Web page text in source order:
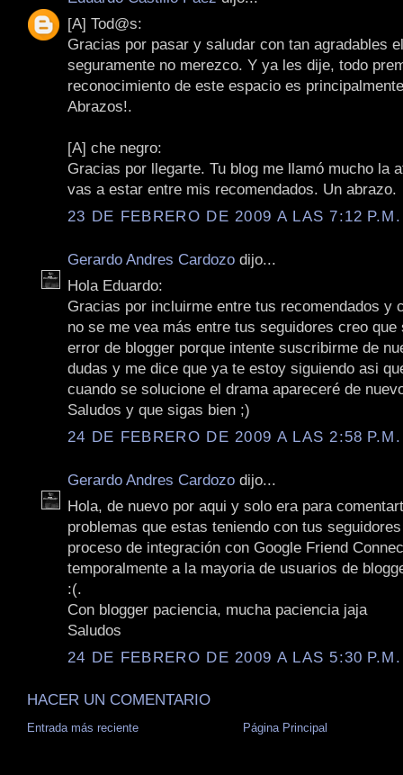
[A] Tod@s:
Gracias por pasar y saludar con tan agradables
seguramente no merezco. Y ya les dije, todo
reconocimiento de este espacio es
Abrazos!.
[A] che negro:
Gracias por llegarte. Tu blog me llamó mucho la
vas a estar entre mis recomendados. Un abrazo.
23 DE FEBRERO DE 2009 A LAS 7:12 P.M.
Gerardo Andres Cardozo dijo...
Hola Eduardo:
Gracias por incluirme entre tus recomendados y
no se me vea más entre tus seguidores creo que
error de blogger porque intente suscribirme de
dudas y me dice que ya te estoy siguiendo asi
cuando se solucione el drama apareceré de
Saludos y que sigas bien ;)
24 DE FEBRERO DE 2009 A LAS 2:58 P.M.
Gerardo Andres Cardozo dijo...
Hola, de nuevo por aqui y solo era para
problemas que estas teniendo con tus
proceso de integración con Google Friend
temporalmente a la mayoria de usuarios de
:(.
Con blogger paciencia, mucha paciencia jaja
Saludos
24 DE FEBRERO DE 2009 A LAS 5:30 P.M.
HACER UN COMENTARIO
Entrada más reciente Página Principal